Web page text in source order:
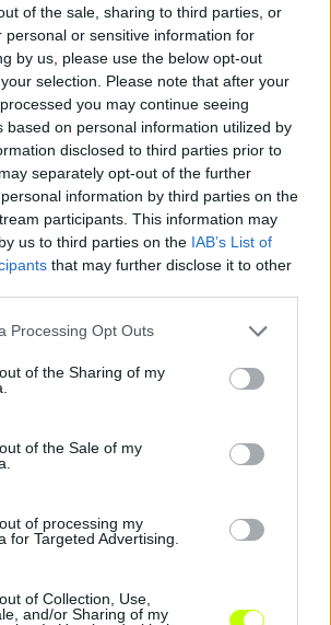
of the sale, sharing to third parties, or
personal or sensitive information for
by us, please use the below opt-out
selection. Please note that after your
you may continue seeing
based on personal information utilized by
disclosed to third parties prior to
separately opt-out of the further
information by third parties on the
participants. This information may
us to third parties on the IAB’s List of
that may further disclose it to other
website/app uses one or more Google
or usage behaviour. You may click to
to Google and its third-party tags to
specified purposes in below Google
Processing Opt Outs
of the Sharing of my
of the Sale of my
of processing my
for Targeted Advertising.
of Collection, Use,
and/or Sharing of my
Remaining
- 0:14
Picture
ZTE FC
HÍREK
Hírek